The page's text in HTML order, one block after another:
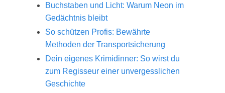
Buchstaben und Licht: Warum Neon im
Gedächtnis bleibt
So schützen Profis: Bewährte
Methoden der Transportsicherung
Dein eigenes Krimidinner: So wirst du
zum Regisseur einer unvergesslichen
Geschichte